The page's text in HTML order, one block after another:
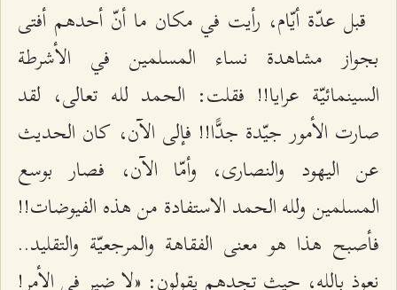
قبل عدّة أيّام، رأيت في مكان ما أنّ أحدهم أفتى
بجواز مشاهدة نساء المسلمين في الأشرطة
السينمائيّة عرايا!! فقلت: الحمد لله تعالى، لقد
صارت الأمور جيّدة جدًّا!! فإلى الآن، كان الحديث
عن اليهود والنصارى، وأمّا الآن، فصار بوسع
المسلمين ولله الحمد الاستفادة من هذه الفيوضات!!
فأصبح هذا هو معنى الفقاهة والمرجعيّة والتقليد..
نعوذ بالله، حيث تجدهم يقولون: «لا ضير في الأمر!